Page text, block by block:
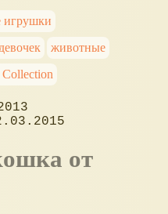
игрушки
животные